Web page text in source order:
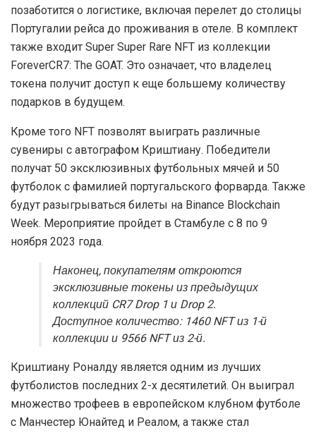
позаботится о логистике, включая перелет до столицы
Португалии рейса до проживания в отеле. В комплект
также входит Super Super Rare NFT из коллекции
ForeverCR7: The GOAT. Это означает, что владелец
токена получит доступ к еще большему количеству
подарков в будущем.
Кроме того NFT позволят выиграть различные
сувениры с автографом Криштиану. Победители
получат 50 эксклюзивных футбольных мячей и 50
футболок с фамилией португальского форварда. Также
будут разыгрываться билеты на Binance Blockchain
Week. Мероприятие пройдет в Стамбуле с 8 по 9
ноября 2023 года.
Наконец, покупателям откроются
эксклюзивные токены из предыдущих
коллекций CR7 Drop 1 и Drop 2.
Доступное количество: 1460 NFT из 1-й
коллекции и 9566 NFT из 2-й.
Криштиану Роналду является одним из лучших
футболистов последних 2-х десятилетий. Он выиграл
множество трофеев в европейском клубном футболе
с Манчестер Юнайтед и Реалом, а также стал